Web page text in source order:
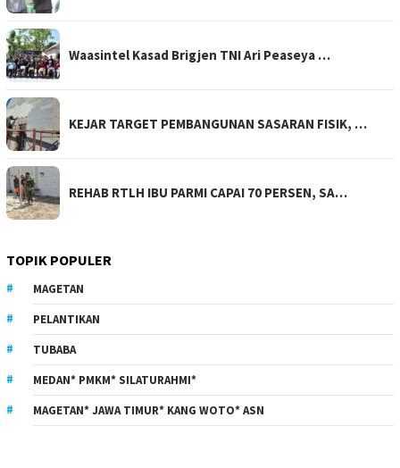
Waasintel Kasad Brigjen TNI Ari Peaseya …
KEJAR TARGET PEMBANGUNAN SASARAN FISIK, …
REHAB RTLH IBU PARMI CAPAI 70 PERSEN, SA…
TOPIK POPULER
MAGETAN
PELANTIKAN
TUBABA
MEDAN* PMKM* SILATURAHMI*
MAGETAN* JAWA TIMUR* KANG WOTO* ASN